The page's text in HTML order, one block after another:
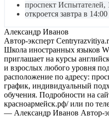
проспект Испытателей,
откроется завтра в 14:00
Александр Иванов
Автор-эксперт
Школа иностранных языков
приглашает на курсы
и взрослых любого уровня
расположение по адресу:
график, индивидуальный
обучения. Подробности на
красноармейск.рф/ или по
— Александр Иванов Автор-